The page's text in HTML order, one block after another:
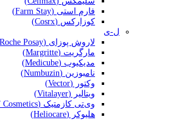
فارم استی (Farm Stay)
کوزارکس (Cosrx)
ل-ی
لاروش پوزای (La Roche Posay)
مارگریت (Margritte)
مدیکیوب (Medicube)
نامبوزین (Numbuzin)
وکتور (Vector)
ویتالیر (Vitalayer)
وی‌تی کازمتیک (VT Cosmetics)- ریدل شات
هلیوکر (Heliocare)